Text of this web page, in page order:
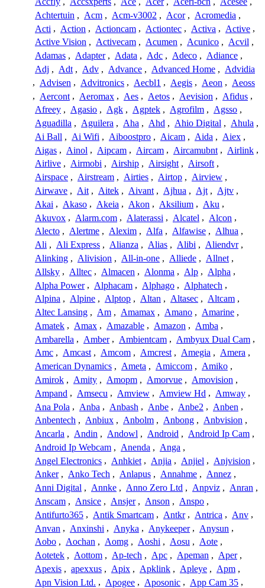
Achtertuin , Acm , Acm-v3002 , Acor , Acromedia ,
Acti , Action , Actioncam , Actiontec , Activa , Active ,
Active Vision , Activecam , Acumen , Acunico , Acvil ,
Adamas , Adapter , Adata , Adc , Adeco , Adiance ,
Adj , Adt , Adv , Advance , Advanced Home , Advidia
, Advisen , Advitronics , Aecbl1 , Aegis , Aeon , Aeoss
, Aercont , Aeromax , Aes , Aetos , Aevision , Afidus ,
Afreey , Agasio , Agk , Agptek , Agrofilm , Agsso ,
Aguadilla , Aguilera , Aha , Ahd , Ahio Digital , Ahula ,
Ai Ball , Ai Wifi , Aiboostpro , Aicam , Aida , Aiex ,
Aigas , Ainol , Aipcam , Aircam , Aircamubnt , Airlink ,
Airlive , Airmobi , Airship , Airsight , Airsoft ,
Airspace , Airstream , Airties , Airtop , Airview ,
Airwave , Ait , Aitek , Aivant , Ajhua , Ajt , Ajtv ,
Akai , Akaso , Akeia , Akon , Aksilium , Aku ,
Akuvox , Alarm.com , Alaterassi , Alcatel , Alcon ,
Alecto , Alertme , Alexim , Alfa , Alfawise , Alhua ,
Ali , Ali Express , Alianza , Alias , Alibi , Aliendvr ,
Alinking , Alivision , All-in-one , Alliede , Allnet ,
Allsky , Alltec , Almacen , Alonma , Alp , Alpha ,
Alpha Power , Alphacam , Alphago , Alphatech ,
Alpina , Alpine , Alptop , Altan , Altasec , Altcam ,
Altec Lansing , Am , Amamax , Amano , Amarine ,
Amatek , Amax , Amazable , Amazon , Amba ,
Ambarella , Amber , Ambientcam , Ambyux Dual Cam ,
Amc , Amcast , Amcom , Amcrest , Amegia , Amera ,
American Dynamics , Ameta , Amiccom , Amiko ,
Amirok , Amity , Amopm , Amorvue , Amovision ,
Ampand , Amsecu , Amview , Amview Hd , Amway ,
Ana Pola , Anba , Anbash , Anbe , Anbe2 , Anben ,
Anbentech , Anbiux , Anbolm , Anbong , Anbvision ,
Ancarla , Andin , Andowl , Android , Android Ip Cam ,
Android Ip Webcam , Anenda , Anga ,
Angel Electronics , Anhkiet , Anjia , Anjiel , Anjvision ,
Anker , Anko Tech , Anlapus , Annahme , Annez ,
Anni Digital , Annke , Anno Zero Ltd , Anpviz , Anran ,
Anscam , Ansice , Ansjer , Anson , Anspo ,
Antifurto365 , Antik Smartcam , Antkr , Antrica , Anv ,
Anvan , Anxinshi , Anyka , Anykeeper , Anysun ,
Aobo , Aochan , Aomg , Aoshi , Aosu , Aote ,
Aotetek , Aottom , Ap-tech , Apc , Apeman , Aper ,
Apexis , apexxus , Apix , Apklink , Apleye , Apm ,
Apn Vision Ltd. , Apogee , Aposonic , App Cam 35 ,